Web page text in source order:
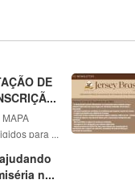
DE
para ...
n...